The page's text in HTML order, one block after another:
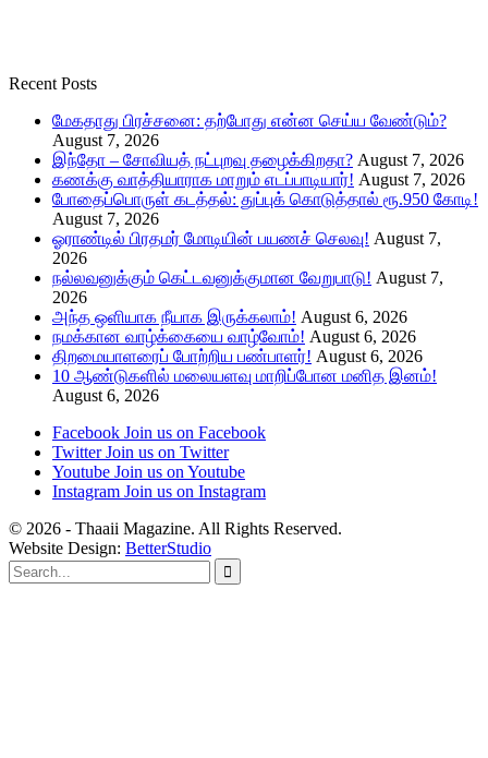
Recent Posts
மேகதாது பிரச்சனை: தற்போது என்ன செய்ய வேண்டும்?
August 7, 2026
இந்தோ – சோவியத் நட்புறவு தழைக்கிறதா? August 7, 2026
கணக்கு வாத்தியாராக மாறும் எடப்பாடியார்! August 7, 2026
போதைப்பொருள் கடத்தல்: துப்புக் கொடுத்தால் ரூ.950 கோடி!
August 7, 2026
ஓராண்டில் பிரதமர் மோடியின் பயணச் செலவு! August 7,
2026
நல்லவனுக்கும் கெட்டவனுக்குமான வேறுபாடு! August 7,
2026
அந்த ஒளியாக நீயாக இருக்கலாம்! August 6, 2026
நமக்கான வாழ்க்கையை வாழ்வோம்! August 6, 2026
திறமையாளரைப் போற்றிய பண்பாளர்! August 6, 2026
10 ஆண்டுகளில் மலையளவு மாறிப்போன மனித இனம்!
August 6, 2026
Facebook Join us on Facebook
Twitter Join us on Twitter
Youtube Join us on Youtube
Instagram Join us on Instagram
© 2026 - Thaaii Magazine. All Rights Reserved.
Website Design: BetterStudio